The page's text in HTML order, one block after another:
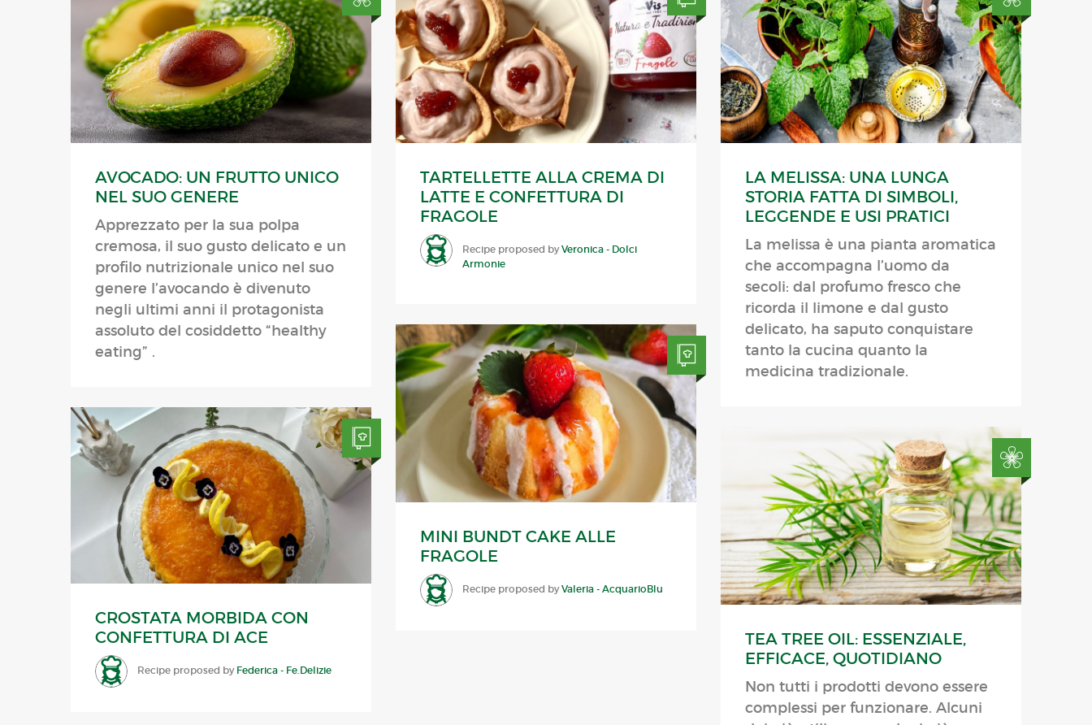
AVOCADO: UN FRUTTO UNICO
NEL SUO GENERE
Apprezzato per la sua polpa
cremosa, il suo gusto delicato e un
profilo nutrizionale unico nel suo
genere l’avocando è divenuto
negli ultimi anni il protagonista
assoluto del cosiddetto “healthy
eating” .
TARTELLETTE ALLA CREMA DI
LATTE E CONFETTURA DI
FRAGOLE
Recipe proposed byVeronica - Dolci
Armonie
LA MELISSA: UNA LUNGA
STORIA FATTA DI SIMBOLI,
LEGGENDE E USI PRATICI
La melissa è una pianta aromatica
che accompagna l’uomo da
secoli: dal profumo fresco che
ricorda il limone e dal gusto
delicato, ha saputo conquistare
tanto la cucina quanto la
medicina tradizionale.
MINI BUNDT CAKE ALLE
FRAGOLE
Recipe proposed byValeria - AcquarioBlu
CROSTATA MORBIDA CON
CONFETTURA DI ACE
Recipe proposed by Federica - Fe.Delizie
TEA TREE OIL: ESSENZIALE,
EFFICACE, QUOTIDIANO
Non tutti i prodotti devono essere
complessi per funzionare. Alcuni